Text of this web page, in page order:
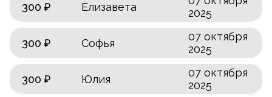
300 ₽ Елизавета
2025
300 ₽ Софья
07 октября
2025
300 ₽ Юлия
07 октября
2025